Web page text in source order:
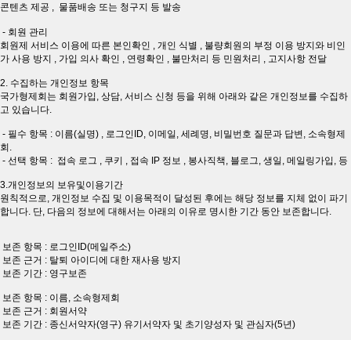
콘텐츠 제공 , 물품배송 또는 청구지 등 발송
- 회원 관리
회원제 서비스 이용에 따른 본인확인 , 개인 식별 , 불량회원의 부정 이용 방지와 비인
가 사용 방지 , 가입 의사 확인 , 연령확인 , 불만처리 등 민원처리 , 고지사항 전달
2. 수집하는 개인정보 항목
국가형제회는 회원가입, 상담, 서비스 신청 등을 위해 아래와 같은 개인정보를 수집하
고 있습니다.
- 필수 항목 : 이름(실명) , 로그인ID, 이메일, 세례명, 비밀번호 질문과 답변, 소속형제
회.
- 선택 항목 : 접속 로그 , 쿠키 , 접속 IP 정보 , 봉사직책, 블로그, 생일, 메일링가입, 등
3.개인정보의 보유및이용기간
원칙적으로, 개인정보 수집 및 이용목적이 달성된 후에는 해당 정보를 지체 없이 파기
합니다. 단, 다음의 정보에 대해서는 아래의 이유로 명시한 기간 동안 보존합니다.
보존 항목 : 로그인ID(메일주소)
보존 근거 : 탈퇴 아이디에 대한 재사용 방지
보존 기간 : 영구보존
보존 항목 : 이름, 소속형제회
보존 근거 : 회원서약
보존 기간 : 종신서약자(영구) 유기서약자 및 초기양성자 및 관심자(5년)